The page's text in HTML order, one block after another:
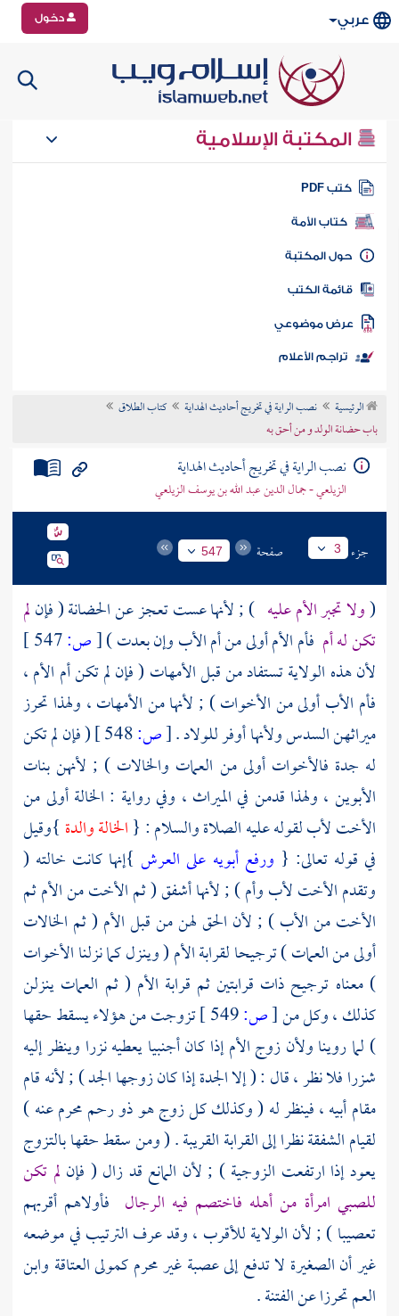
عربي دخول
المكتبة الإسلامية
كتب PDF
كتاب الأمة
المكتبة
الكتب
موضوعي
تراجم الأعلام
الرئيسية نصب الراية في تخريج أحاديث الهداية
كتاب الطلاق
باب حضانة الولد و من أحق به
نصب الراية في تخريج أحاديث الهداية
الزيلعي - جمال الدين عبد الله بن يوسف الزيلعي
جزء 3 صفحة 547
(ولا تجبر الأم عليه ) ; لأنها عست تعجز عن الحضانة ( فإنلم
تكن له أم فأم الأم أولى من أم الأب وإن بعدت )[ص:
لأن هذه الولاية تستفاد من قبل الأمهات ( فإن لم تكن أم الأم ،
فأم الأب أولى من الأخوات ) ; لأنها من الأمهات ، ولهذا تحرز
ميراثهن السدس ولأنها أوفر للولاد .[ص:
( فإن لم تكن
له جدة فالأخوات أولى من العمات والخالات ) ; لأنهن بنات
الأبوين ، ولهذا قدمن في الميراث ، وفي رواية : الخالة أولى من
الأخت لأب لقوله عليه الصلاة والسلام : {الخالة والدة }وقيل
في قوله تعالى: { ورفع أبويه على العرش }إنها كانت خالته (
وتقدم الأخت لأب وأم ) ; لأنها أشفق ( ثم الأخت من الأم ثم
الأخت من الأب ) ; لأن الحق لهن من قبل الأم ( ثم الخالات
أولى من العمات ) ترجيحا لقرابة الأم ( وينزل كما نزلنا الأخوات
) معناه ترجيح ذات قرابتين ثم قرابة الأم ( ثم العمات ينزلن
كذلك ، وكل من[ص:
تزوجت من هؤلاء يسقط حقها
) لما روينا ولأن زوج الأم إذا كان أجنبيا يعطيه نزرا وينظر إليه
شزرا فلا نظر ، قال : ( إلا الجدة إذا كان زوجها الجد ) ; لأنه قام
مقام أبيه ، فينظر له ( وكذلك كل زوج هو ذو رحم محرم عنه )
لقيام الشفقة نظرا إلى القرابة القريبة . ( ومن سقط حقها بالتزوج
يعود إذا ارتفعت الزوجية ) ; لأن المانع قد زال ( فإن لم تكن
للصبي امرأة من أهله فاختصم فيه الرجال فأولاهم أقربهم
تعصيبا ) ; لأن الولاية للأقرب ، وقد عرف الترتيب في موضعه
غير أن الصغيرة لا تدفع إلى عصبة غير محرم كمولى العتاقة وابن
العم تحرزا عن الفتنة .